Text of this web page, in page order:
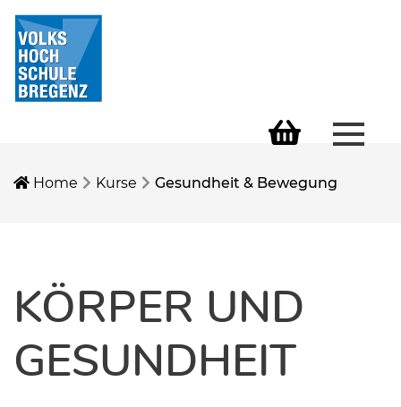
Home Kurse Gesundheit & Bewegung
KÖRPER UND
GESUNDHEIT